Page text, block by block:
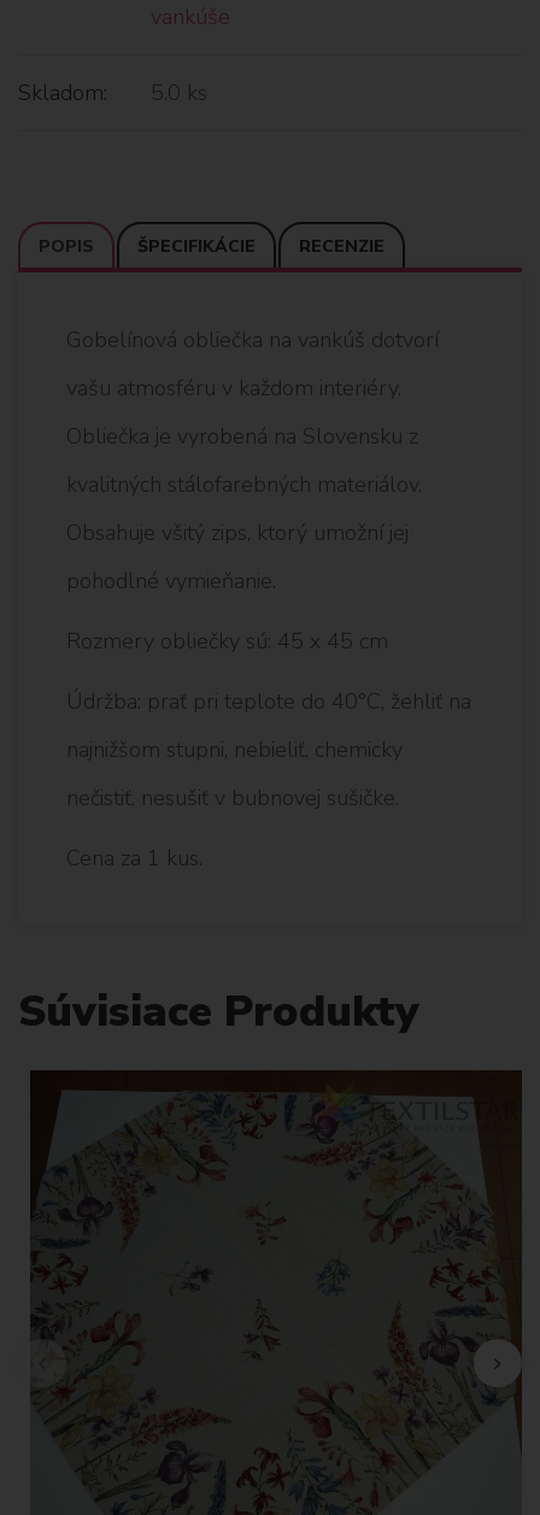
vankúše
Skladom: 5.0 ks
POPIS ŠPECIFIKÁCIE RECENZIE
Gobelínová obliečka na vankúš dotvorí
vašu atmosféru v každom interiéry.
Obliečka je vyrobená na Slovensku z
kvalitných stálofarebných materiálov.
Obsahuje všitý zips, ktorý umožní jej
pohodlné vymieňanie.
Rozmery obliečky sú: 45 x 45 cm
Údržba: prať pri teplote do 40°C, žehliť na
najnižšom stupni, nebieliť, chemicky
nečistiť, nesušiť v bubnovej sušičke.
Cena za 1 kus.
Súvisiace Produkty